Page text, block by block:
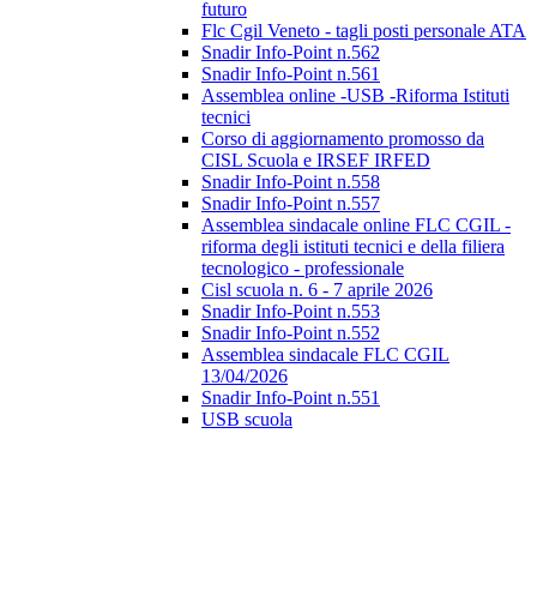
futuro
Flc Cgil Veneto - tagli posti personale ATA
Snadir Info-Point n.562
Snadir Info-Point n.561
Assemblea online -USB -Riforma Istituti
tecnici
Corso di aggiornamento promosso da
CISL Scuola e IRSEF IRFED
Snadir Info-Point n.558
Snadir Info-Point n.557
Assemblea sindacale online FLC CGIL -
riforma degli istituti tecnici e della filiera
tecnologico - professionale
Cisl scuola n. 6 - 7 aprile 2026
Snadir Info-Point n.553
Snadir Info-Point n.552
Assemblea sindacale FLC CGIL
13/04/2026
Snadir Info-Point n.551
USB scuola